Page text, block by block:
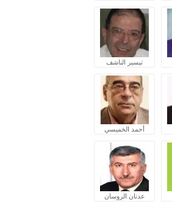
تيسير الناشف
أحمد الخميسي
عدنان الروسان